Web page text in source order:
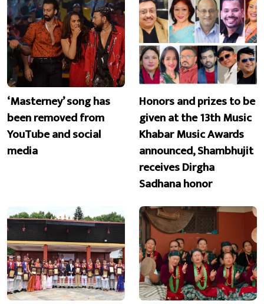
‘Masterney’ song has
been removed from
YouTube and social
media
Honors and prizes to be
given at the 13th Music
Khabar Music Awards
announced, Shambhujit
receives Dirgha
Sadhana honor